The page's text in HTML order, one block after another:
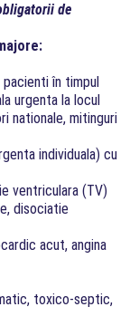
de
în timpul
urgenta la locul
nationale, mitinguri
individuala) cu
ventriculara (TV)
disociatie
acut, angina
toxico-septic,